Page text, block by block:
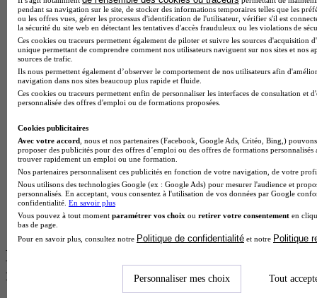
BTS Mco en alternance
BTS Pi en alternance
BTS Sp3s en alternance
Master CCA en alternance
BTS Ndrc en alternance
BTS Sam en alternance
Cap Fleuriste en alternance
BTS Sio en alternance
BTS Gpme en alternance
Cap Electricien en alternance
BTS Gpn en alternance
BTS Domotique en alternance
BAC Pro Agora en alternance
BTS Sta en alternance
BTS Iris en alternance
BTS Tpl en alternance
BTS Ati en alternance
Les diplômes par filière les plus
recherchés
pendant sa navigation sur le site, de stocker des informations temporaires telles que les
ou les offres vues, gérer les processus d'identification de l'utilisateur, vérifier s'il est
la sécurité du site web en détectant les tentatives d'accès frauduleux ou les violations de
Ces cookies ou traceurs permettent également de piloter et suivre les sources d'acquisition
unique permettant de comprendre comment nos utilisateurs naviguent sur nos sites et nos
sources de trafic.
Ils nous permettent également d’observer le comportement de nos utilisateurs afin
navigation dans nos sites beaucoup plus rapide et fluide.
Ces cookies ou traceurs permettent enfin de personnaliser les interfaces de consultation et
personnalisée des offres d'emploi ou de formations proposées.
Cookies publicitaires
Avec votre accord , nous et nos partenaires (Facebook, Google Ads, Critéo, Bing,)
proposer des publicités pour des offres d’emploi ou des offres de formations
trouver rapidement un emploi ou une formation.
Nos partenaires personnalisent ces publicités en fonction de votre navigation, de votre
Nous utilisons des technologies Google (ex : Google Ads) pour mesurer l'audience et
personnalisés. En acceptant, vous consentez à l'utilisation de vos données par Google
confidentialité. En savoir plus
Vous pouvez à tout moment paramétrer vos choix ou retirer votre consentement en
bas de page.
Pour en savoir plus, consultez notre Politique de confidentialité et notre Politique
Personnaliser mes choix Tout